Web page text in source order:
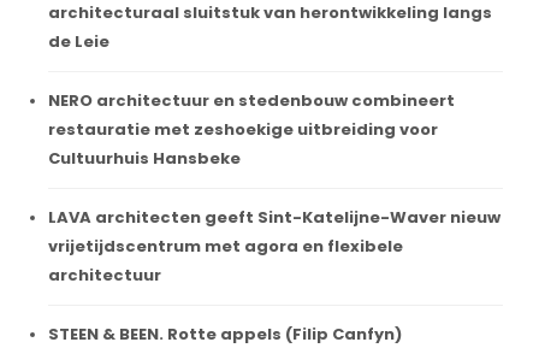
architecturaal sluitstuk van herontwikkeling langs
de Leie
NERO architectuur en stedenbouw combineert
restauratie met zeshoekige uitbreiding voor
Cultuurhuis Hansbeke
LAVA architecten geeft Sint-Katelijne-Waver nieuw
vrijetijdscentrum met agora en flexibele
architectuur
STEEN & BEEN. Rotte appels (Filip Canfyn)